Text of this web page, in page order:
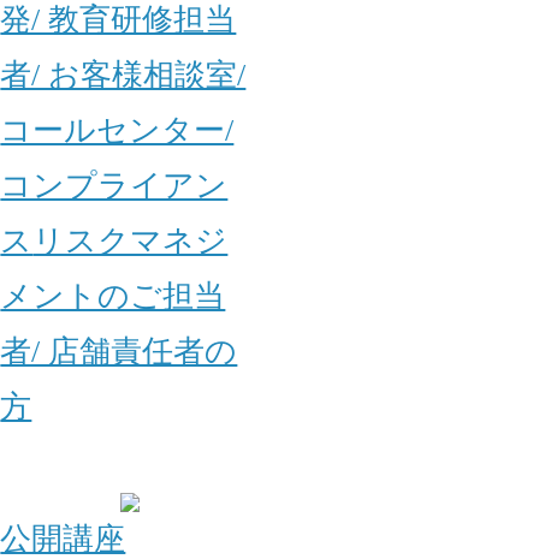
発/ 教育研修担当
者/ お客様相談室/
コールセンター/
コンプライアン
ス リスクマネジ
メントのご担当
者/ 店舗責任者の
方
公開講座